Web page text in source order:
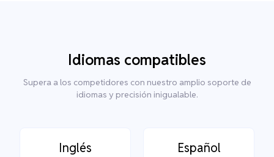
Idiomas compatibles
Supera a los competidores con nuestro amplio soporte de
idiomas y precisión inigualable.
Inglés Español